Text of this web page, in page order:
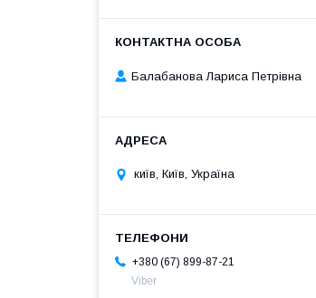
Балабанова Лариса Петрівна
київ, Київ, Україна
+380 (67) 899-87-21
Viber